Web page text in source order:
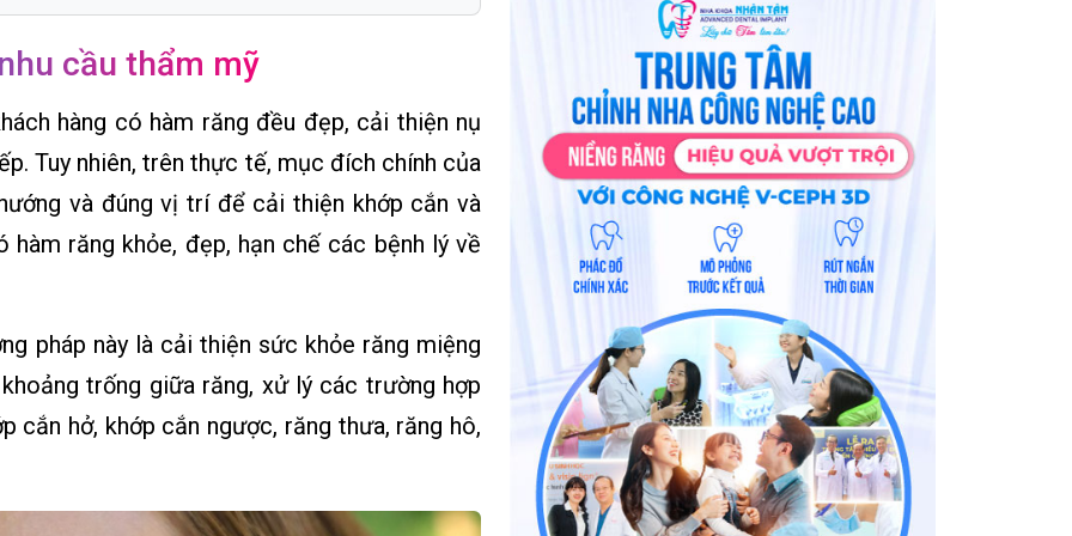
cầu thẩm mỹ
hàng có hàm răng đều đẹp, cải thiện nụ
Tuy nhiên, trên thực tế, mục đích chính của
và đúng vị trí để cải thiện khớp cắn và
hàm răng khỏe, đẹp, hạn chế các bệnh lý về
pháp này là cải thiện sức khỏe răng miệng
trống giữa răng, xử lý các trường hợp
cắn hở, khớp cắn ngược, răng thưa, răng hô,